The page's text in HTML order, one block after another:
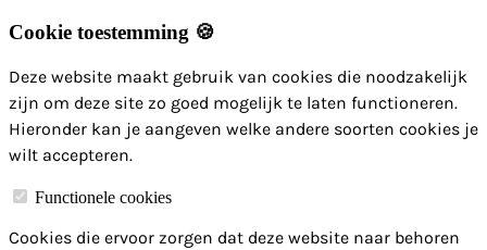
Cookie toestemming 🍪
Deze website maakt gebruik van cookies die noodzakelijk
zijn om deze site zo goed mogelijk te laten functioneren.
Hieronder kan je aangeven welke andere soorten cookies je
wilt accepteren.
Functionele cookies
Cookies die ervoor zorgen dat deze website naar behoren